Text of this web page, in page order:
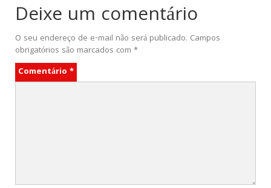
Deixe um comentário
O seu endereço de e-mail não será publicado. Campos
obrigatórios são marcados com *
Comentário *